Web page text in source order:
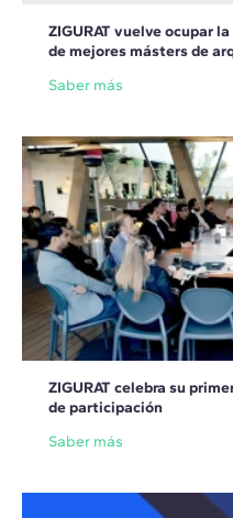
ZIGURAT vuelve ocupar
de mejores másters de
Saber más
ZIGURAT celebra su
de participación
Saber más